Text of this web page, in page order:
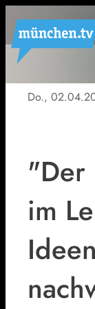
Do.,
"Der
im